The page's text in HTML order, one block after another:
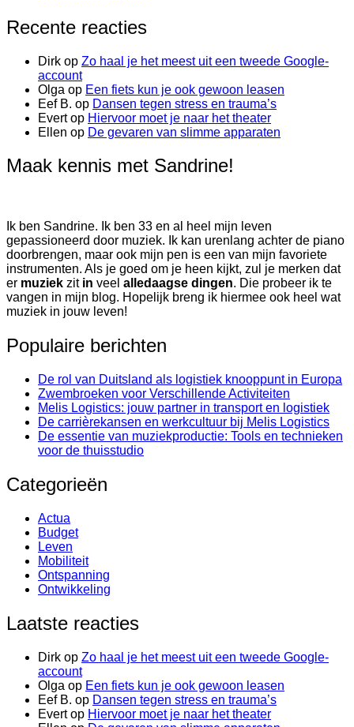
Recente reacties
Dirk op Zo haal je het meest uit een tweede Google-
account
Olga op Een fiets kun je ook gewoon leasen
Eef B. op Dansen tegen stress en trauma’s
Evertop Hiervoor moet je naar het theater
Ellen op De gevaren van slimme apparaten
Maak kennis met Sandrine!
Ik ben Sandrine. Ik ben 33 en al heel mijn leven
gepassioneerd door muziek. Ik kan urenlang achter de piano
doorbrengen, maar ook mijn pen is een van mijn favoriete
instrumenten. Als je goed om je heen kijkt, zul je merken dat
er muziek zit in veel alledaagse dingen. Die probeer ik te
vangen in mijn blog. Hopelijk breng ik hiermee ook heel wat
muziek in jouw leven!
Populaire berichten
De rol van Duitsland als logistiek knooppunt in Europa
Zwembroeken voor Verschillende Activiteiten
Melis Logistics: jouw partner in transport en logistiek
De carrièrekansen en werkcultuur bij Melis Logistics
De essentie van muziekproductie: Tools en technieken
voor de thuisstudio
Categorieën
Actua
Budget
Leven
Mobiliteit
Ontspanning
Ontwikkeling
Laatste reacties
Dirk op Zo haal je het meest uit een tweede Google-
account
Olga op Een fiets kun je ook gewoon leasen
Eef B. op Dansen tegen stress en trauma’s
Evertop Hiervoor moet je naar het theater